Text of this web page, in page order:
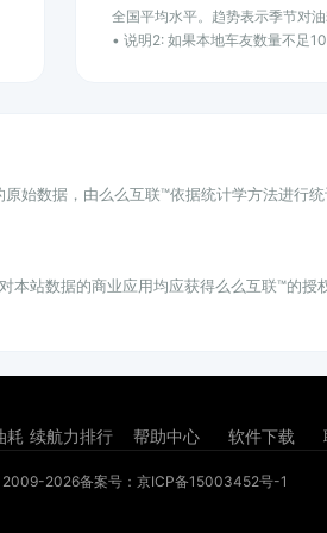
全国平均水平。趋势表示季节对
• 说明2: 如果本地车友数量不足
始数据，由么么互联™依据统计学方法进行
站数据的商业应用均应获得么么互联™的
耗 续航力排行 帮助中心 软件下载
2009-2026备案号：京ICP备15003452号-1